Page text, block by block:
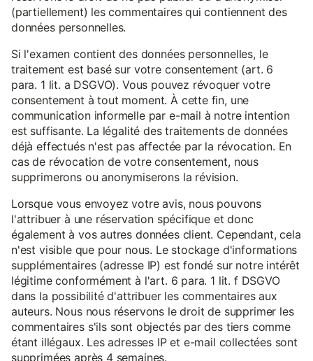
(partiellement) les commentaires qui contiennent des
données personnelles.
Si l'examen contient des données personnelles, le
traitement est basé sur votre consentement (art. 6
para. 1 lit. a DSGVO). Vous pouvez révoquer votre
consentement à tout moment. À cette fin, une
communication informelle par e-mail à notre intention
est suffisante. La légalité des traitements de données
déjà effectués n'est pas affectée par la révocation. En
cas de révocation de votre consentement, nous
supprimerons ou anonymiserons la révision.
Lorsque vous envoyez votre avis, nous pouvons
l'attribuer à une réservation spécifique et donc
également à vos autres données client. Cependant, cela
n'est visible que pour nous. Le stockage d'informations
supplémentaires (adresse IP) est fondé sur notre intérêt
légitime conformément à l'art. 6 para. 1 lit. f DSGVO
dans la possibilité d'attribuer les commentaires aux
auteurs. Nous nous réservons le droit de supprimer les
commentaires s'ils sont objectés par des tiers comme
étant illégaux. Les adresses IP et e-mail collectées sont
supprimées après 4 semaines.